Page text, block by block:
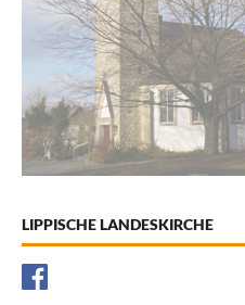
LIPPISCHE LANDESKIRCHE